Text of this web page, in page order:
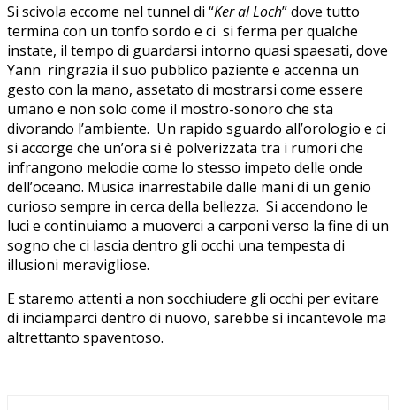
Si scivola eccome nel tunnel di “Ker al Loch” dove tutto
termina con un tonfo sordo e ci si ferma per qualche
instate, il tempo di guardarsi intorno quasi spaesati, dove
Yann ringrazia il suo pubblico paziente e accenna un
gesto con la mano, assetato di mostrarsi come essere
umano e non solo come il mostro-sonoro che sta
divorando l’ambiente. Un rapido sguardo all’orologio e ci
si accorge che un’ora si è polverizzata tra i rumori che
infrangono melodie come lo stesso impeto delle onde
dell’oceano. Musica inarrestabile dalle mani di un genio
curioso sempre in cerca della bellezza. Si accendono le
luci e continuiamo a muoverci a carponi verso la fine di un
sogno che ci lascia dentro gli occhi una tempesta di
illusioni meravigliose.
E staremo attenti a non socchiudere gli occhi per evitare
di inciamparci dentro di nuovo, sarebbe sì incantevole ma
altrettanto spaventoso.